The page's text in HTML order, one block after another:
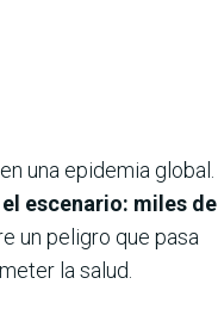
una epidemia global.
escenario: miles de
un peligro que pasa
la salud.